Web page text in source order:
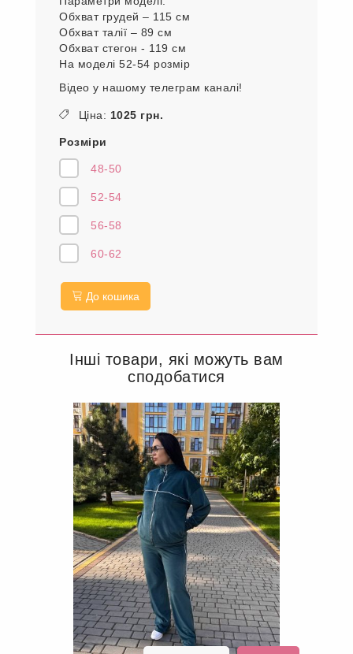
поєднання м'якості та функціональності.
А також універсальності, адже костюм із
велюру підходить як для домашнього
використання, так і для міського ритму
життя.
Параметри моделі:
Обхват грудей – 115 см
Обхват стегон - 119 см
На моделі 52-54 розмір
Відео у нашому телеграм каналі!
Розміри
52-54
Інші товари, які можуть вам
сподобатися